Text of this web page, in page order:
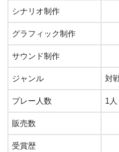
シナリオ制作
グラフィック制作
サウンド制作
ジャンル 対
プレー人数 1人
販売数
受賞歴